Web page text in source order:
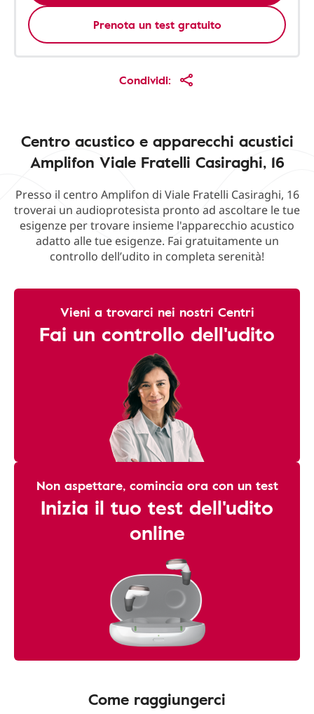
Prenota un test gratuito
Condividi:
Centro acustico e apparecchi acustici
Amplifon Viale Fratelli Casiraghi, 16
Presso il centro Amplifon di Viale Fratelli Casiraghi, 16
troverai un audioprotesista pronto ad ascoltare le tue
esigenze per trovare insieme l'apparecchio acustico
adatto alle tue esigenze. Fai gratuitamente un
controllo dell’udito in completa serenità!
Vieni a trovarci nei nostri Centri
Fai un controllo dell'udito
Non aspettare, comincia ora con un test
Inizia il tuo test dell'udito
online
Come raggiungerci